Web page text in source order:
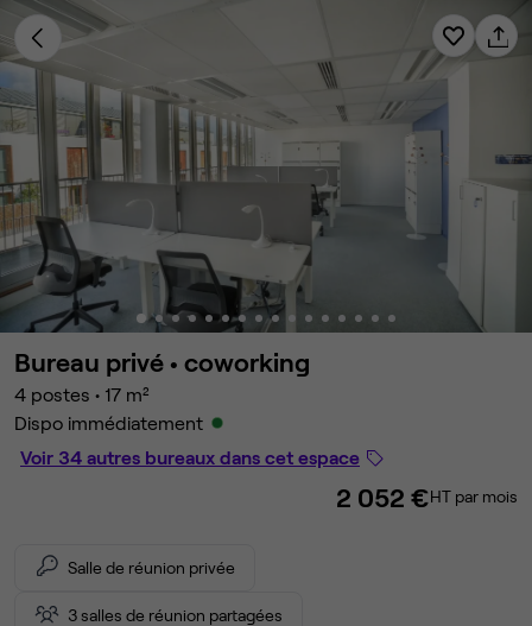
Bureau privé • coworking
4 postes • 17 m²
Dispo immédiatement
Voir 34 autres bureaux dans cet espace
2 052 €HT par mois
Salle de réunion privée
3 salles de réunion partagées